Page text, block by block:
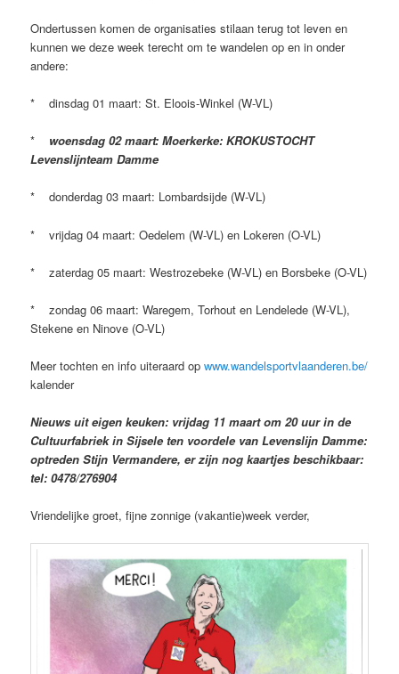
Ondertussen komen de organisaties stilaan terug tot leven en
kunnen we deze week terecht om te wandelen op en in onder
andere:
* dinsdag 01 maart: St. Eloois-Winkel (W-VL)
*
woensdag 02 maart: Moerkerke: KROKUSTOCHT
Levenslijnteam Damme
* donderdag 03 maart: Lombardsijde (W-VL)
* vrijdag 04 maart: Oedelem (W-VL) en Lokeren (O-VL)
* zaterdag 05 maart: Westrozebeke (W-VL) en Borsbeke (O-VL)
* zondag 06 maart: Waregem, Torhout en Lendelede (W-VL),
Stekene en Ninove (O-VL)
Meer tochten en info uiteraard opwww.wandelsportvlaanderen.be/
kalender
Nieuws uit eigen keuken: vrijdag 11 maart om 20 uur in de
Cultuurfabriek in Sijsele ten voordele van Levenslijn Damme:
optreden Stijn Vermandere, er zijn nog kaartjes beschikbaar:
tel: 0478/276904
Vriendelijke groet, fijne zonnige (vakantie)week verder,